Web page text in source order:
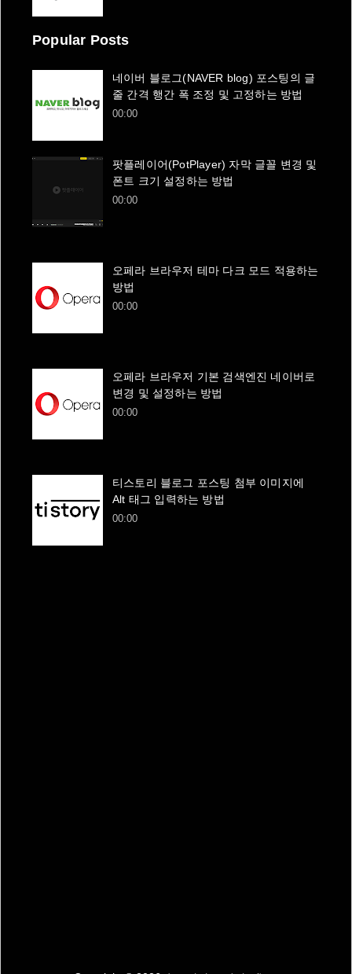
Popular Posts
네이버 블로그(NAVER blog) 포스팅의 글
줄 간격 행간 폭 조정 및 고정하는 방법
00:00
팟플레이어(PotPlayer) 자막 글꼴 변경 및
폰트 크기 설정하는 방법
00:00
오페라 브라우저 테마 다크 모드 적용하는
방법
00:00
오페라 브라우저 기본 검색엔진 네이버로
변경 및 설정하는 방법
00:00
티스토리 블로그 포스팅 첨부 이미지에
Alt 태그 입력하는 방법
00:00